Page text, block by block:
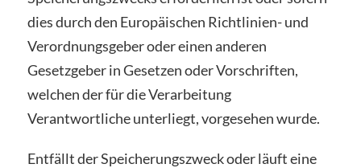
dies durch den Europäischen Richtlinien- und
Verordnungsgeber oder einen anderen
Gesetzgeber in Gesetzen oder Vorschriften,
welchen der für die Verarbeitung
Verantwortliche unterliegt, vorgesehen wurde.
Entfällt der Speicherungszweck oder läuft eine